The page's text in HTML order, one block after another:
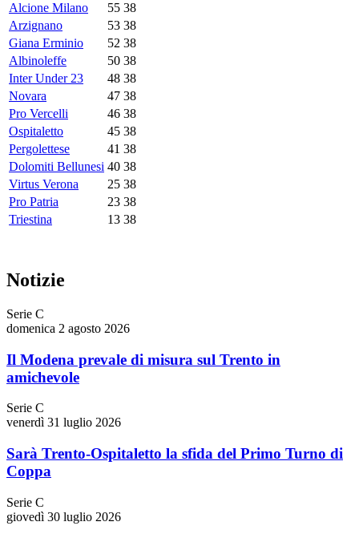
Alcione Milano
55 38
Arzignano
53 38
Giana Erminio
52 38
Albinoleffe
50 38
Inter Under 23
48 38
Novara
47 38
Pro Vercelli
46 38
Ospitaletto
45 38
Pergolettese
41 38
Dolomiti Bellunesi 40 38
Virtus Verona
25 38
Pro Patria
23 38
Triestina
13 38
Notizie
Serie C
domenica 2 agosto 2026
Il Modena prevale di misura sul Trento in
amichevole
Serie C
venerdì 31 luglio 2026
Sarà Trento-Ospitaletto la sfida del Primo Turno di
Coppa
Serie C
giovedì 30 luglio 2026